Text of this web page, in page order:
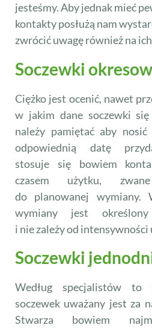
jesteśmy. Aby jednak mieć
kontakty posłużą nam
zwrócić uwagę również na
Soczewki
Ciężko jest ocenić, nawet
w jakim dane soczewki się
należy pamiętać aby
odpowiednią datę
stosuje się bowiem
czasem użytku,
do planowanej wymiany.
wymiany jest
i nie zależy od
Soczewki
Według specjalistów to
soczewek uważany jest za
Stwarza bowiem